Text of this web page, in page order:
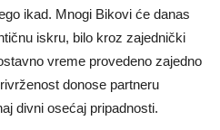
ikad. Mnogi Bikovi će danas
iskru, bilo kroz zajednički
vreme provedeno zajedno
donose partneru
divni osećaj pripadnosti.